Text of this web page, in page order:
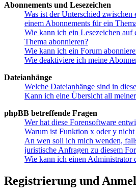
Abonnements und Lesezeichen
Was ist der Unterschied zwischen
einem Abonnements für ein
Wie kann ich ein Lesezeichen auf
Thema abonnieren?
Wie kann ich ein Forum
Wie deaktiviere ich meine
Dateianhänge
Welche Dateianhänge sind in
Kann ich eine Übersicht all
phpBB betreffende Fragen
Wer hat diese Forensoftware
Warum ist Funktion x oder y nicht
An wen soll ich mich wenden,
juristische Anfragen zu diesem
Wie kann ich einen Administrator
Registrierung und